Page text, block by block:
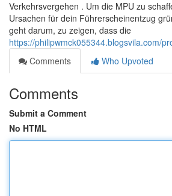
Verkehrsvergehen . Um die MPU zu
Ursachen für dein Führerscheinentzug
geht darum, zu zeigen, dass die
https://philipwmck055344.blogsvila.com/
Comments
Who Upvoted
Comments
Submit a Comment
No HTML